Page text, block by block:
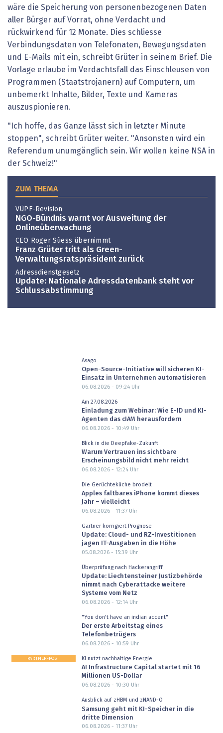
wäre die Speicherung von personenbezogenen Daten
aller Bürger auf Vorrat, ohne Verdacht und
rückwirkend für 12 Monate. Dies schliesse
Verbindungsdaten von Telefonaten, Bewegungsdaten
und E-Mails mit ein, schreibt Grüter in seinem Brief. Die
Vorlage erlaube im Verdachtsfall das Einschleusen von
Programmen (Staatstrojanern) auf Computern, um
unbemerkt Inhalte, Bilder, Texte und Kameras
auszuspionieren.
"Ich hoffe, das Ganze lässt sich in letzter Minute
stoppen", schreibt Grüter weiter. "Ansonsten wird ein
Referendum unumgänglich sein. Wir wollen keine NSA in
der Schweiz!"
ZUM THEMA
VÜPF-Revision
NGO-Bündnis warnt vor Ausweitung der
Onlineüberwachung
CEO Roger Süess übernimmt
Franz Grüter tritt als Green-
Verwaltungsratspräsident zurück
Adressdienstgesetz
Update: Nationale Adressdatenbank steht vor
Schlussabstimmung
Asago
Open-Source-Initiative will sicheren KI-
Einsatz in Unternehmen automatisieren
06.08.2026 - 09:24Uhr
Am 27.08.2026
Einladung zum Webinar: Wie E-ID und KI-
Agenten das cIAM herausfordern
06.08.2026 - 10:49 Uhr
Blick in die Deepfake-Zukunft
Warum Vertrauen ins sichtbare
Erscheinungsbild nicht mehr reicht
06.08.2026 - 12:24Uhr
Die Gerüchteküche brodelt
Apples faltbares iPhone kommt dieses
Jahr – vielleicht
06.08.2026 - 11:37Uhr
Gartner korrigiert Prognose
Update: Cloud- und RZ-Investitionen
jagen IT-Ausgaben in die Höhe
05.08.2026 - 15:39 Uhr
Überprüfung nach Hackerangriff
Update: Liechtensteiner Justizbehörde
nimmt nach Cyberattacke weitere
Systeme vom Netz
06.08.2026 - 12:14Uhr
"You don't have an indian accent"
Der erste Arbeitstag eines
Telefonbetrügers
06.08.2026 - 10:59 Uhr
PARTNER-POST KI nutzt nachhaltige Energie
AI Infrastructure Capital startet mit 16
Millionen US-Dollar
06.08.2026 - 10:30 Uhr
Ausblick auf zHBM und zNAND-O
Samsung geht mit KI-Speicher in die
dritte Dimension
06.08.2026 - 11:37Uhr